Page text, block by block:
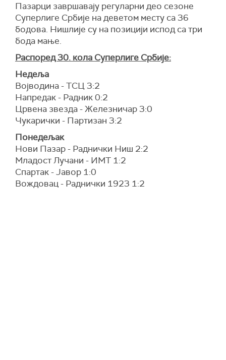
Пазарци завршавају регуларни део сезоне
Суперлиге Србије на деветом месту са 36
бодова. Нишлије су на позицији испод са три
бода мање.
Распоред 30. кола Суперлиге Србије:
Недеља
Војводина - ТСЦ 3:2
Напредак - Радник 0:2
Црвена звезда - Железничар 3:0
Чукарички - Партизан 3:2
Понедељак
Нови Пазар - Раднички Ниш 2:2
Младост Лучани - ИМТ 1:2
Спартак - Јавор 1:0
Вождовац - Раднички 1923 1:2